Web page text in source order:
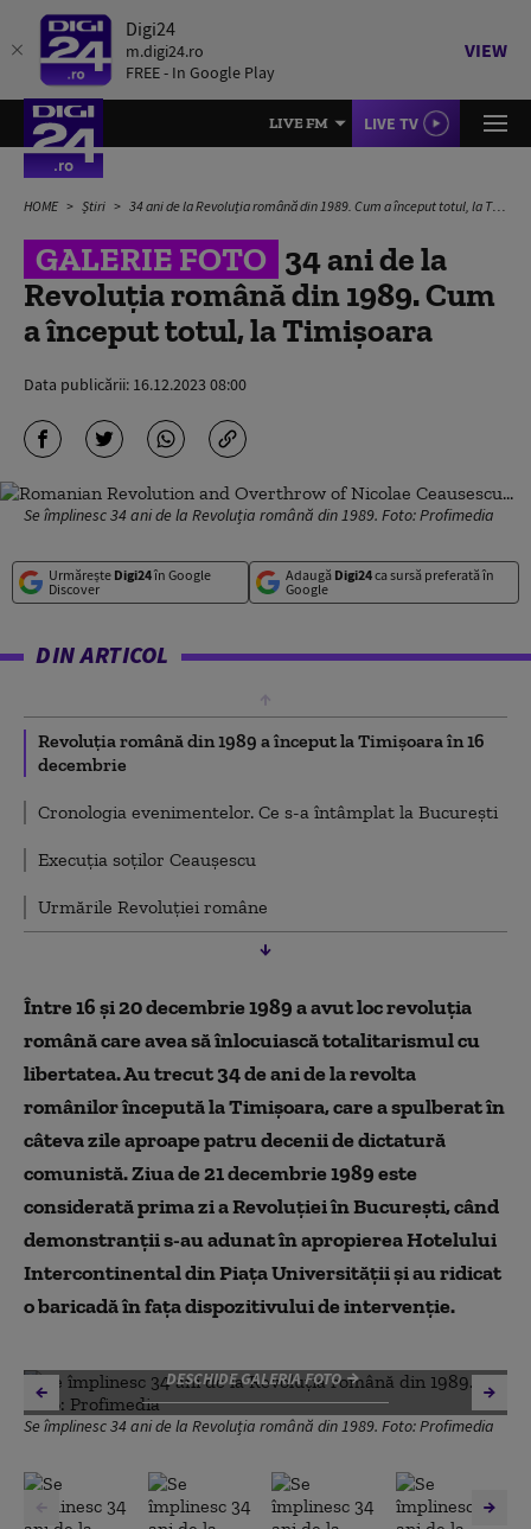
Digi24
m.digi24.ro
FREE - In Google Play
VIEW
LIVE FM LIVE TV
HOME Știri 34 ani de la Revoluția română din 1989. Cum a început totul, la Timișoara
GALERIE FOTO 34 ani de la
Revoluția română din 1989. Cum
a început totul, la Timișoara
Data publicării: 16.12.2023 08:00
Se împlinesc 34 ani de la Revoluția română din 1989. Foto: Profimedia
Urmărește Digi24în Google
Discover
Adaugă Digi24ca sursă preferată în
Google
DIN ARTICOL
Revoluția română din 1989 a început la Timișoara în 16
decembrie
Cronologia evenimentelor. Ce s-a întâmplat la București
Execuția soților Ceaușescu
Urmările Revoluției române
Între 16 și 20 decembrie 1989 a avut loc revoluţia
română care avea să înlocuiască totalitarismul cu
libertatea. Au trecut 34 de ani de la revolta
românilor începută la Timișoara, care a spulberat în
câteva zile aproape patru decenii de dictatură
comunistă. Ziua de 21 decembrie 1989 este
considerată prima zi a Revoluţiei în Bucureşti, când
demonstranţii s-au adunat în apropierea Hotelului
Intercontinental din Piaţa Universităţii şi au ridicat
o baricadă în faţa dispozitivului de intervenţie.
Se împlinesc 34 ani de la Revoluția română din 1989. Foto: Profimedia
DESCHIDE GALERIA FOTO